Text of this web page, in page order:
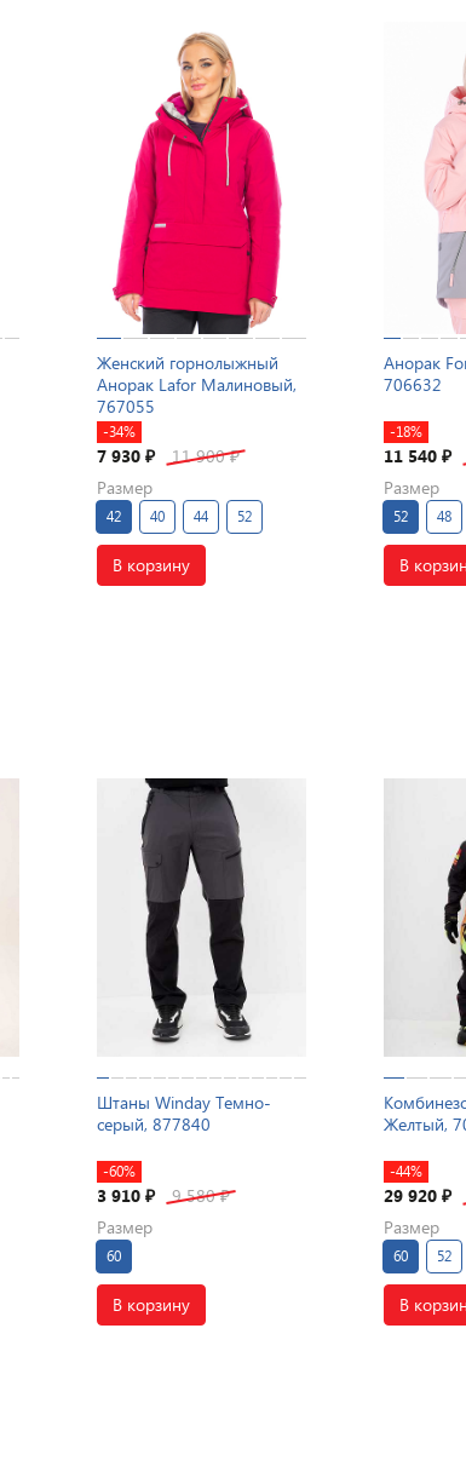
Женский горнолыжный
Анорак Lafor Малиновый,
767055
-34%
7 930₽ 11 900₽
Размер
42 40 44 52
В корзину
Анорак
706632
-18%
11 540 ₽
Размер
52 48
В
Штаны Winday Темно-
серый, 877840
-60%
3 910₽ 9 580₽
Размер
60
В корзину
Желтый,
-44%
29 920 ₽
Размер
60 52
В